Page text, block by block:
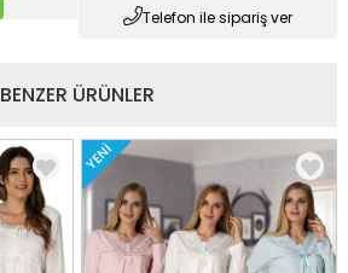
Telefon ile sipariş ver
BENZER ÜRÜNLER
YENI